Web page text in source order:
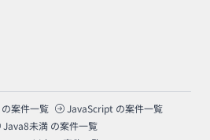
の案件一覧 JavaScript の案件一覧
Java8未満 の案件一覧